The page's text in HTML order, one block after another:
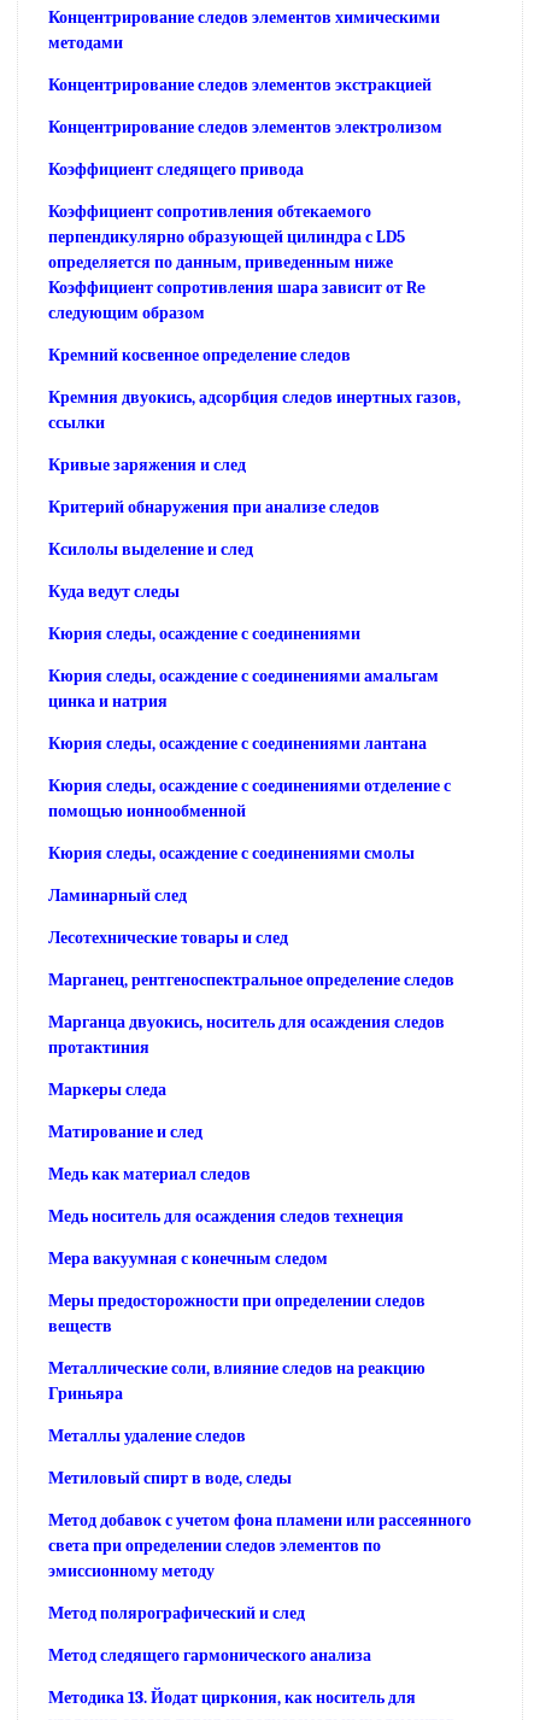
Концентрирование следов элементов химическими
методами
Концентрирование следов элементов экстракцией
Концентрирование следов элементов электролизом
Коэффициент следящего привода
Коэффициент сопротивления обтекаемого
перпендикулярно образующей цилиндра с LD5
определяется по данным, приведенным ниже
Коэффициент сопротивления шара зависит от Re
следующим образом
Кремний косвенное определение следов
Кремния двуокись, адсорбция следов инертных газов,
ссылки
Кривые заряжения и след
Критерий обнаружения при анализе следов
Ксилолы выделение и след
Куда ведут следы
Кюрия следы, осаждение с соединениями
Кюрия следы, осаждение с соединениями амальгам
цинка и натрия
Кюрия следы, осаждение с соединениями лантана
Кюрия следы, осаждение с соединениями отделение с
помощью ионнообменной
Кюрия следы, осаждение с соединениями смолы
Ламинарный след
Лесотехнические товары и след
Марганец, рентгеноспектральное определение следов
Марганца двуокись, носитель для осаждения следов
протактиния
Маркеры следа
Матирование и след
Медь как материал следов
Медь носитель для осаждения следов технеция
Мера вакуумная с конечным следом
Меры предосторожности при определении следов
веществ
Металлические соли, влияние следов на реакцию
Гриньяра
Металлы удаление следов
Метиловый спирт в воде, следы
Метод добавок с учетом фона пламени или рассеянного
света при определении следов элементов по
эмиссионному методу
Метод полярографический и след
Метод следящего гармонического анализа
Методика 13. Йодат циркония, как носитель для